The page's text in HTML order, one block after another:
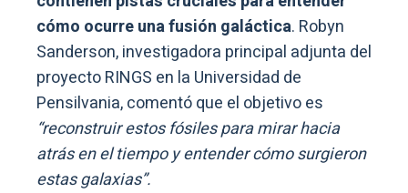
cómo ocurre una fusión galáctica. Robyn
Sanderson, investigadora principal adjunta del
proyecto RINGS en la Universidad de
Pensilvania, comentó que el objetivo es
“reconstruir estos fósiles para mirar hacia
atrás en el tiempo y entender cómo surgieron
estas galaxias”.